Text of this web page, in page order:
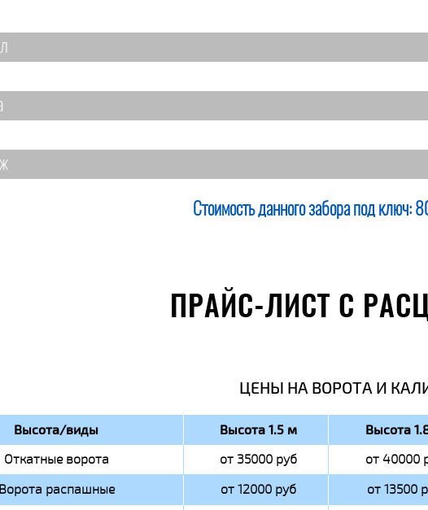
Стоимость данного забора под ключ:
ПРАЙС-ЛИСТ С
ЦЕНЫ НА ВОРОТА И
Высота/виды Высота 1.5 м Высота
Откатные ворота от 35000 руб от 40000
Ворота распашные
от 12000 руб от 13500